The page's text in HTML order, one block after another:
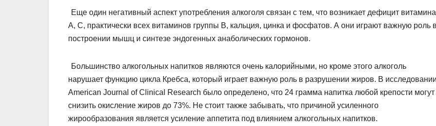
Еще один негативный аспект употребления алкоголя связан с тем, что возникает дефицит витамина
А, С, практически всех витаминов группы В, кальция, цинка и фосфатов. А они играют важную роль
построении мышц и синтезе эндогенных анаболических гормонов.
Большинство алкогольных напитков являются очень калорийными, но кроме этого алкоголь
нарушает функцию цикла Кребса, который играет важную роль в разрушении жиров. В
American Journal of Clinical Research было определено, что 24 грамма напитка любой крепости могут
снизить окисление жиров до 73%. Не стоит также забывать, что причиной усиленного
жирообразования является усиление аппетита под влиянием алкогольных напитков.